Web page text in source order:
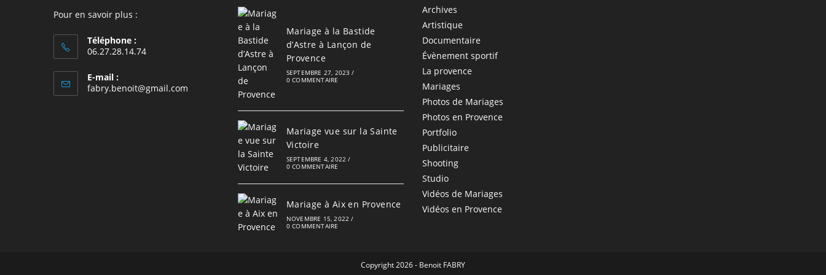
Pour en savoir plus :
Téléphone :
06.27.28.14.74
E-mail :
fabry.benoit@gmail.com
Mariage à la Bastide
d’Astre à Lançon de
Provence
SEPTEMBRE 27, 2023 /
0 COMMENTAIRE
Mariage vue sur la Sainte
Victoire
SEPTEMBRE 4, 2022 /
0 COMMENTAIRE
Mariage à Aix en Provence
NOVEMBRE 15, 2022 /
0 COMMENTAIRE
Archives
Artistique
Documentaire
Évènement sportif
La provence
Mariages
Photos de Mariages
Photos en Provence
Portfolio
Publicitaire
Shooting
Studio
Vidéos de Mariages
Vidéos en Provence
Copyright 2026 - Benoit FABRY